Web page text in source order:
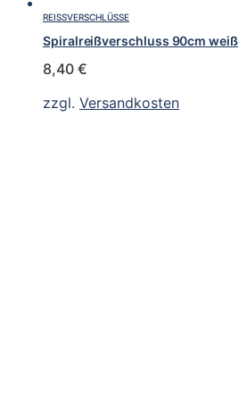
REISSVERSCHLÜSSE
Spiralreißverschluss 90cm weiß
8,40 €
zzgl. Versandkosten